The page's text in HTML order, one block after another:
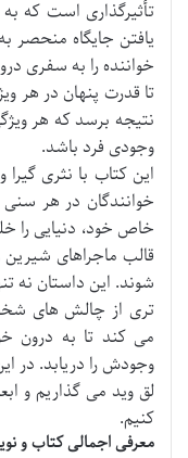
تأثیرگذاری است که
یافتن جایگاه منحصر
خواننده را به سفری
تا قدرت پنهان در هر
نتیجه برسد که هر
وجودی فرد باشد.
این کتاب با نثری
خوانندگان در هر سنی
خاص خود، دنیایی را
قالب ماجراهای
شوند. این داستان نه
تری از چالش های
می کند تا به درون
وجودش را دریابد. در
لق وید می گذاریم و
کنیم.
معرفی اجمالی کتاب و